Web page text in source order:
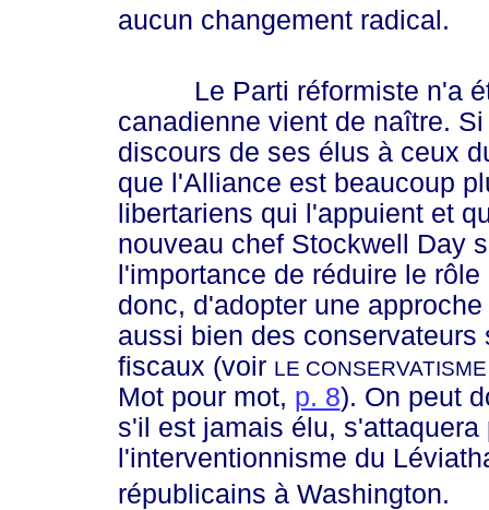
aucun changement radical.
Le Parti réformiste n'a été
canadienne vient de naître.
discours de ses élus à ceux
que l'Alliance est beaucoup
libertariens qui l'appuient et
nouveau chef Stockwell Day
l'importance de réduire le
donc, d'adopter une
aussi bien des
fiscaux (voir LE
Mot pour mot, p. 8). On peut
s'il est jamais élu,
l'interventionnisme du
républicains à Washington.